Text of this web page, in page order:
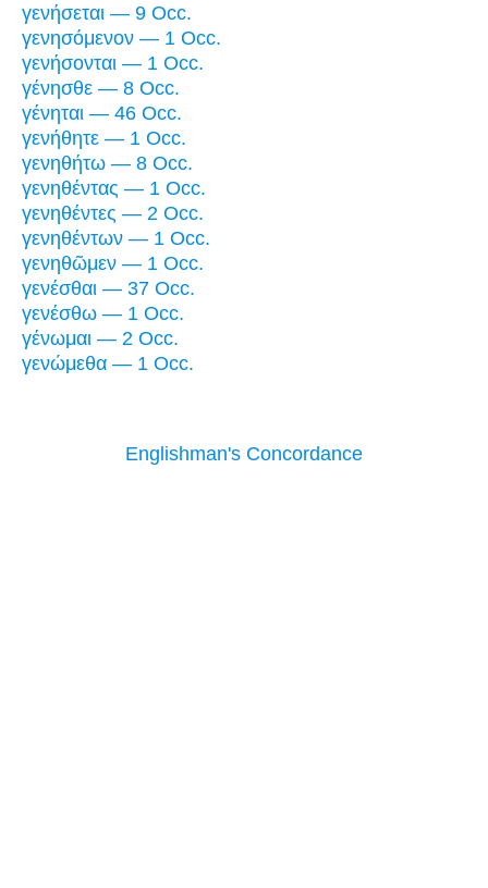
γενήσεται — 9 Occ.
γενησόμενον — 1 Occ.
γενήσονται — 1 Occ.
γένησθε — 8 Occ.
γένηται — 46 Occ.
γενήθητε — 1 Occ.
γενηθήτω — 8 Occ.
γενηθέντας — 1 Occ.
γενηθέντες — 2 Occ.
γενηθέντων — 1 Occ.
γενηθῶμεν — 1 Occ.
γενέσθαι — 37 Occ.
γενέσθω — 1 Occ.
γένωμαι — 2 Occ.
γενώμεθα — 1 Occ.
Englishman's Concordance